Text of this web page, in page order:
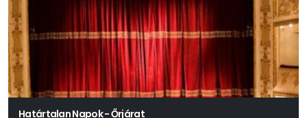
Határtalan Napok - Őrjárat